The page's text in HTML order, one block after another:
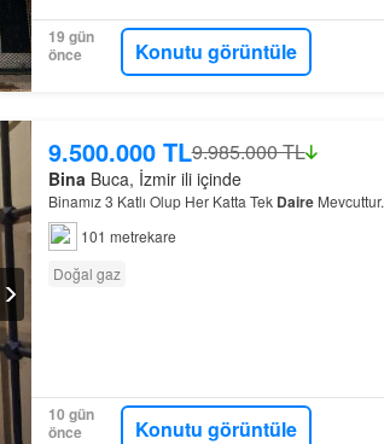
19 gün
önce
Konutu görüntüle
9.500.000 TL9.985.000 TL
Bina Buca, İzmir ili içinde
Binamız 3 Katlı Olup Her Katta Tek DaireMevcuttur.
101 metrekare
Doğal gaz
10 gün
önce
Konutu görüntüle